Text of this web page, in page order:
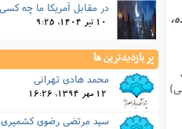
10 تیر 1404, 9:25
پر بازدیدترین ها
محمد هادی تهرانی
12 مهر 1394, 16:26
سید مرتضی رضوی کشمیری